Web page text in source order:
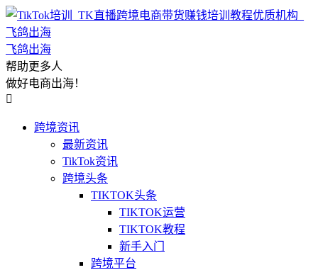
飞鸽出海
帮助更多人
做好电商出海！

跨境资讯
最新资讯
TikTok资讯
跨境头条
TIKTOK头条
TIKTOK运营
TIKTOK教程
新手入门
跨境平台